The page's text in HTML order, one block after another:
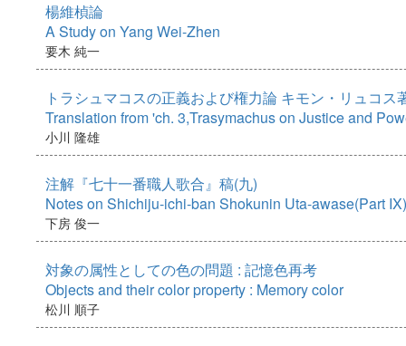
楊維楨論
A Study on Yang Wei-Zhen
要木 純一
トラシュマコスの正義および権力論 キモン・リュコ
Translation from 'ch. 3,Trasymachus on Justice and
小川 隆雄
注解『七十一番職人歌合』稿(九)
Notes on Shichiju-ichi-ban Shokunin Uta-awase(Part IX)
下房 俊一
対象の属性としての色の問題 : 記憶色再考
Objects and their color property : Memory color
松川 順子